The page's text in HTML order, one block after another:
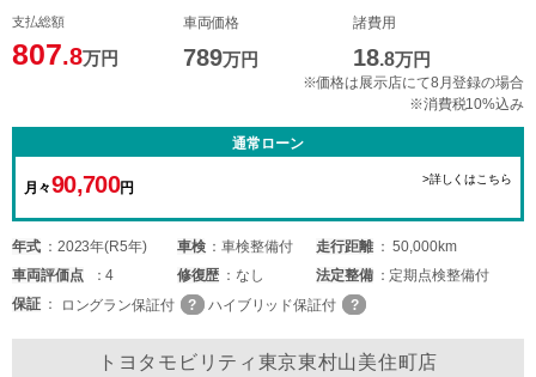
支払総額
807.8万円
車両価格
789万円
諸費用
18.8万円
※価格は展示店にて8月登録の場合
※消費税10%込み
通常ローン
月々90,700円
>詳しくはこちら
年式 2023年(R5年) 車検 車検整備付 走行距離
50,000km
車両評価点 4 修復歴 なし 法定整備
定期点検整備付
保証
ロングラン保証付 ハイブリッド保証付
トヨタモビリティ東京東村山美住町店